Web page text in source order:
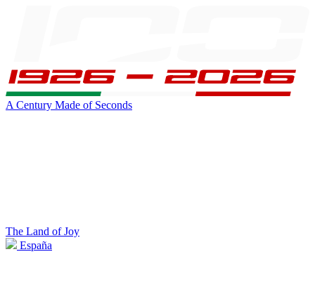
A Century Made of Seconds
The Land of Joy
España